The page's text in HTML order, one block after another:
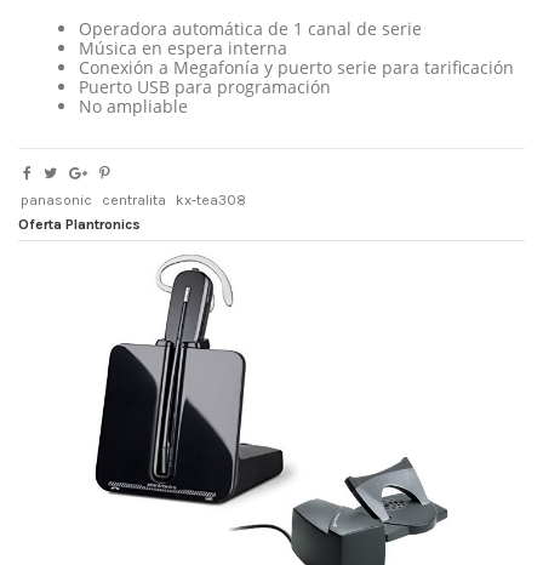
Operadora automática de 1 canal de serie
Música en espera interna
Conexión a Megafonía y puerto serie para tarificación
Puerto USB para programación
No ampliable
panasonic centralita
kx-tea308
Oferta Plantronics